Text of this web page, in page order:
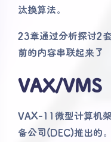
汰换算法。
23章通过分析探讨2
前的内容串联起来了
VAX/VMS
VAX-11微型计算机
备公司(DEC)推出的